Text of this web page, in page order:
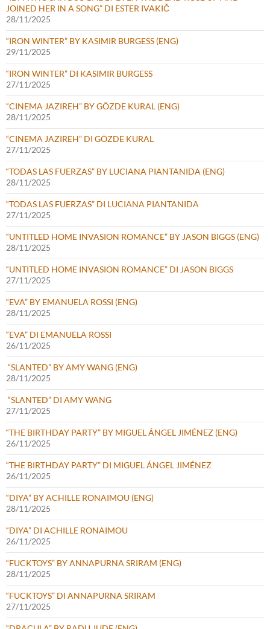
JOINED HER IN A SONG” DI ESTER IVAKIČ
28/11/2025
“IRON WINTER” BY KASIMIR BURGESS (ENG)
29/11/2025
“IRON WINTER” DI KASIMIR BURGESS
27/11/2025
“CINEMA JAZIREH” BY GÖZDE KURAL (ENG)
28/11/2025
“CINEMA JAZIREH” DI GÖZDE KURAL
27/11/2025
“TODAS LAS FUERZAS” BY LUCIANA PIANTANIDA (ENG)
28/11/2025
“TODAS LAS FUERZAS” DI LUCIANA PIANTANIDA
27/11/2025
“UNTITLED HOME INVASION ROMANCE” BY JASON BIGGS (ENG)
28/11/2025
“UNTITLED HOME INVASION ROMANCE” DI JASON BIGGS
27/11/2025
“EVA” BY EMANUELA ROSSI (ENG)
28/11/2025
“EVA” DI EMANUELA ROSSI
26/11/2025
“SLANTED” BY AMY WANG (ENG)
28/11/2025
“SLANTED” DI AMY WANG
27/11/2025
“THE BIRTHDAY PARTY” BY MIGUEL ÁNGEL JIMÉNEZ (ENG)
26/11/2025
“THE BIRTHDAY PARTY” DI MIGUEL ÁNGEL JIMÉNEZ
26/11/2025
“DIYA” BY ACHILLE RONAIMOU (ENG)
28/11/2025
“DIYA” DI ACHILLE RONAIMOU
26/11/2025
“FUCKTOYS” BY ANNAPURNA SRIRAM (ENG)
28/11/2025
“FUCKTOYS” DI ANNAPURNA SRIRAM
27/11/2025